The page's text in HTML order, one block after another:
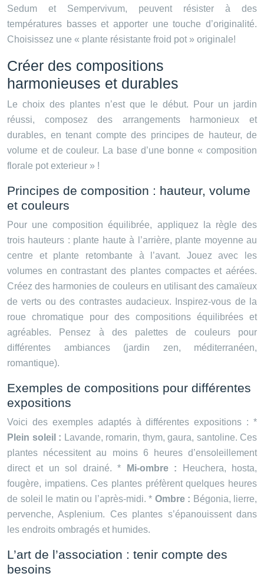
Sedum et Sempervivum, peuvent résister à des
températures basses et apporter une touche d’originalité.
Choisissez une « plante résistante froid pot » originale!
Créer des compositions
harmonieuses et durables
Le choix des plantes n’est que le début. Pour un jardin
réussi, composez des arrangements harmonieux et
durables, en tenant compte des principes de hauteur, de
volume et de couleur. La base d’une bonne « composition
florale pot exterieur » !
Principes de composition : hauteur, volume
et couleurs
Pour une composition équilibrée, appliquez la règle des
trois hauteurs : plante haute à l’arrière, plante moyenne au
centre et plante retombante à l’avant. Jouez avec les
volumes en contrastant des plantes compactes et aérées.
Créez des harmonies de couleurs en utilisant des camaïeux
de verts ou des contrastes audacieux. Inspirez-vous de la
roue chromatique pour des compositions équilibrées et
agréables. Pensez à des palettes de couleurs pour
différentes ambiances (jardin zen, méditerranéen,
romantique).
Exemples de compositions pour différentes
expositions
Voici des exemples adaptés à différentes expositions : *
Plein soleil : Lavande, romarin, thym, gaura, santoline. Ces
plantes nécessitent au moins 6 heures d’ensoleillement
direct et un sol drainé. *
Mi-ombre :
Heuchera, hosta,
fougère, impatiens. Ces plantes préfèrent quelques heures
de soleil le matin ou l’après-midi. * Ombre : Bégonia, lierre,
pervenche, Asplenium. Ces plantes s’épanouissent dans
les endroits ombragés et humides.
L’art de l’association : tenir compte des
besoins